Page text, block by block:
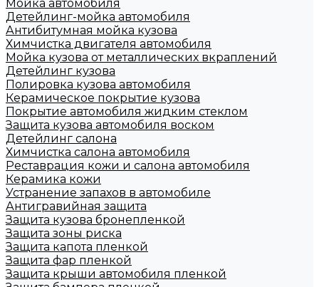
Мойка автомобиля
Детейлинг-мойка автомобиля
Антибитумная мойка кузова
Химчистка двигателя автомобиля
Мойка кузова от металлических вкраплений
Детейлинг кузова
Полировка кузова автомобиля
Керамическое покрытие кузова
Покрытие автомобиля жидким стеклом
Защита кузова автомобиля воском
Детейлинг салона
Химчистка салона автомобиля
Реставрация кожи и салона автомобиля
Керамика кожи
Устранение запахов в автомобиле
Антигравийная защита
Защита кузова бронепленкой
Защита зоны риска
Защита капота пленкой
Защита фар пленкой
Защита крыши автомобиля пленкой